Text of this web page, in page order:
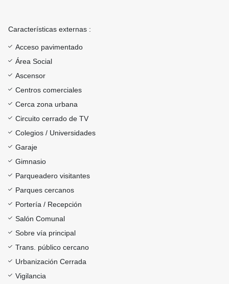
Características externas :
Acceso pavimentado
Área Social
Ascensor
Centros comerciales
Cerca zona urbana
Circuito cerrado de TV
Colegios / Universidades
Garaje
Gimnasio
Parqueadero visitantes
Parques cercanos
Portería / Recepción
Salón Comunal
Sobre vía principal
Trans. público cercano
Urbanización Cerrada
Vigilancia